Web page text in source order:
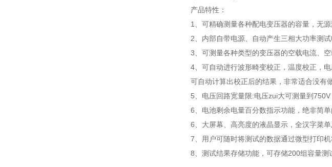
产品特性：
1、可精确测量各种配电变压器的容量，无源
2、内部自带电源、自动产生三相大功率测试
3、可测量各种类型的变压器的空载电流、
4、可自动进行波形畸变校正，温度校正，
可自动计算出校正后的结果，非常适合没有
5、电压回路宽量限:电压zui大可测量到
6、电池剩余电量百分数指示功能，绝非简单
6、大屏幕、高亮度的液晶显示，全汉字菜
7、用户可随时将测试的数据通过微型打印机
8、测试结果存储功能，可存储200组容量测